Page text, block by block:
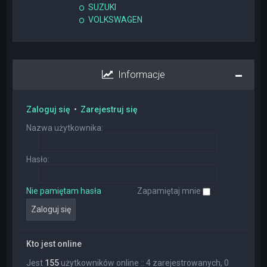
SUZUKI
VOLKSWAGEN
Informacje
Zaloguj się • Zarejestruj się
Nazwa użytkownika:
Hasło:
Nie pamiętam hasła Zapamiętaj mnie
Kto jest online
Jest 155 użytkowników online :: 4 zarejestrowanych, 0